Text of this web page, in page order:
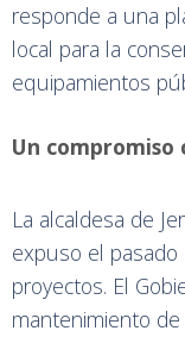
responde a una
local para la
equipamientos
Un compromiso
La alcaldesa de
expuso el
proyectos. El
mantenimiento